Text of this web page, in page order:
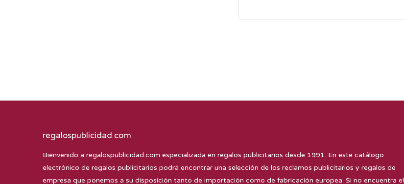
regalospublicidad.com
Bienvenido a regalospublicidad.com especializada en regalos publicitarios desde 1991. En este catálogo
electrónico de regalos publicitarios podrá encontrar una selección de los reclamos publicitarios y regalos de
empresa que ponemos a su disposición tanto de importación como de fabricación europea. Si no encuentra el